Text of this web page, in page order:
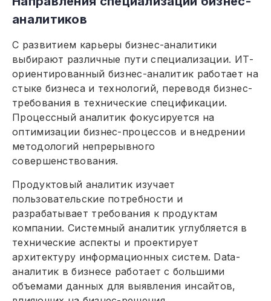
аналитиков
С развитием карьеры бизнес-аналитики
выбирают различные пути специализации. ИТ-
ориентированный бизнес-аналитик работает на
стыке бизнеса и технологий, переводя бизнес-
требования в технические спецификации.
Процессный аналитик фокусируется на
оптимизации бизнес-процессов и внедрении
методологий непрерывного
совершенствования.
Продуктовый аналитик изучает
пользовательские потребности и
разрабатывает требования к продуктам
компании. Системный аналитик углубляется в
технические аспекты и проектирует
архитектуру информационных систем. Data-
аналитик в бизнесе работает с большими
объемами данных для выявления инсайтов,